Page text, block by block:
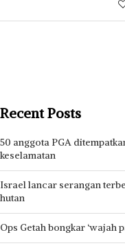
Recent Posts
50 anggota PGA
keselamatan
Israel lancar serangan
hutan
Ops Getah bongkar ‘wajah